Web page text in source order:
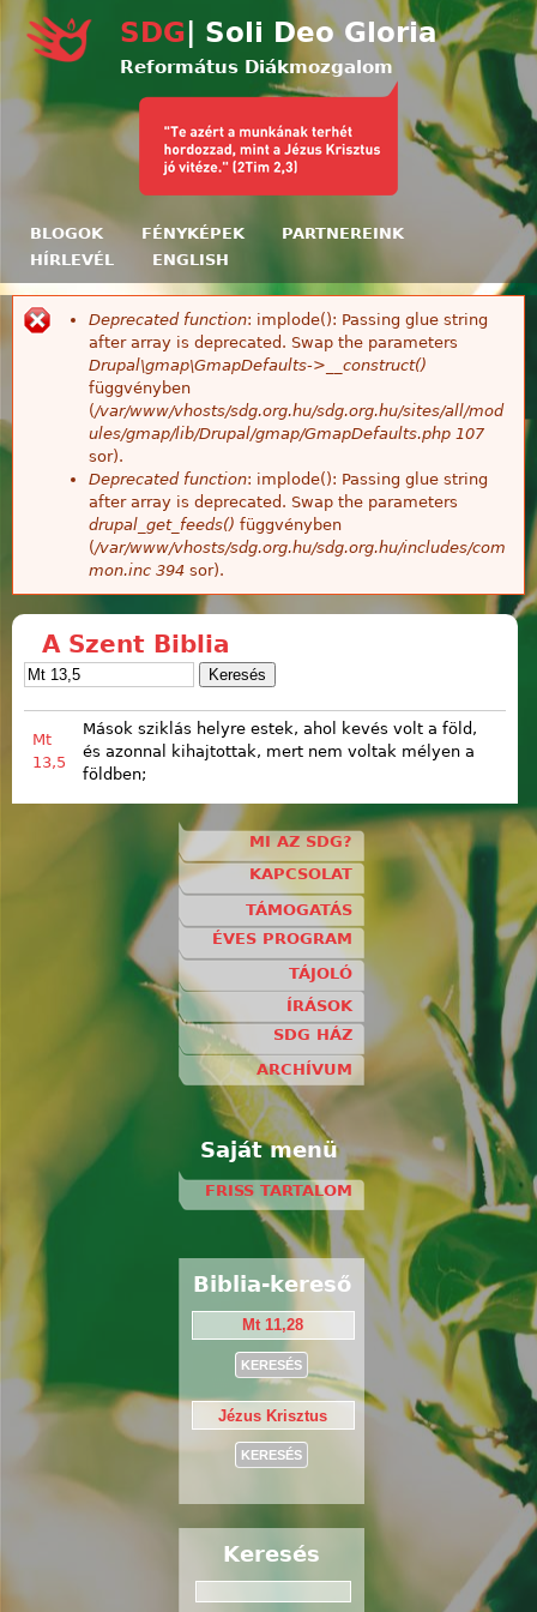
Ugrás a tartalomra
SDG | Soli Deo Gloria
Református Diákmozgalom
BLOGOK FÉNYKÉPEK
PARTNEREINK
HÍRLEVÉL
ENGLISH
Hibaüzenet
Deprecated function: implode(): Passing glue string
after array is deprecated. Swap the parameters
Drupal\gmap\GmapDefaults->__construct()
függvényben
(/var/www/vhosts/sdg.org.hu/sdg.org.hu/sites/all/mod
ules/gmap/lib/Drupal/gmap/GmapDefaults.php 107
sor).
Deprecated function: implode(): Passing glue string
after array is deprecated. Swap the parameters
drupal_get_feeds() függvényben
(/var/www/vhosts/sdg.org.hu/sdg.org.hu/includes/com
mon.inc 394 sor).
A Szent Biblia
Mt
13,5
Mások sziklás helyre estek, ahol kevés volt a föld,
és azonnal kihajtottak, mert nem voltak mélyen a
földben;
MI AZ SDG?
KAPCSOLAT
TÁMOGATÁS
ÉVES PROGRAM
TÁJOLÓ
ÍRÁSOK
SDG HÁZ
ARCHÍVUM
Saját menü
FRISS TARTALOM
Biblia-kereső
Keresés